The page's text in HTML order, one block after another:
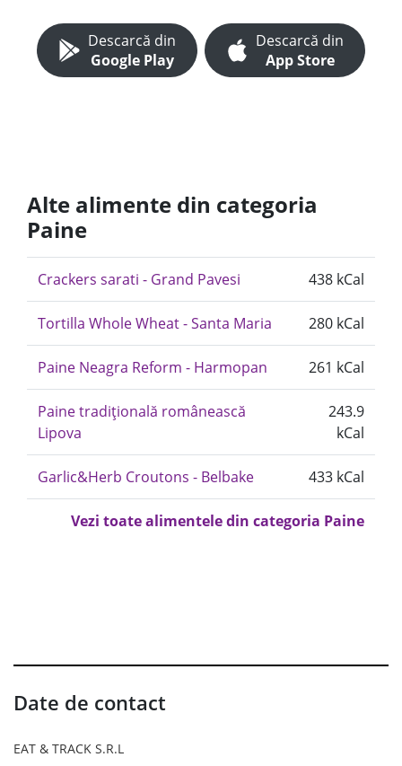
Descarcă din
Google Play
Descarcă din
App Store
Alte alimente din categoria
Paine
Crackers sarati - Grand Pavesi 438 kCal
Tortilla Whole Wheat - Santa Maria 280 kCal
Paine Neagra Reform - Harmopan 261 kCal
Paine tradițională românească
Lipova
243.9
kCal
Garlic&Herb Croutons - Belbake 433 kCal
Vezi toate alimentele din categoria Paine
Date de contact
EAT & TRACK S.R.L